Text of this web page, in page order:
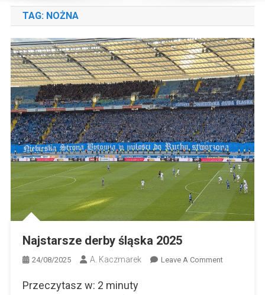
TAG: NOŻNA
Najstarsze derby śląska 2025
24/08/2025 A. Kaczmarek Leave A CommentOn
Przeczytasz w: 2 minuty